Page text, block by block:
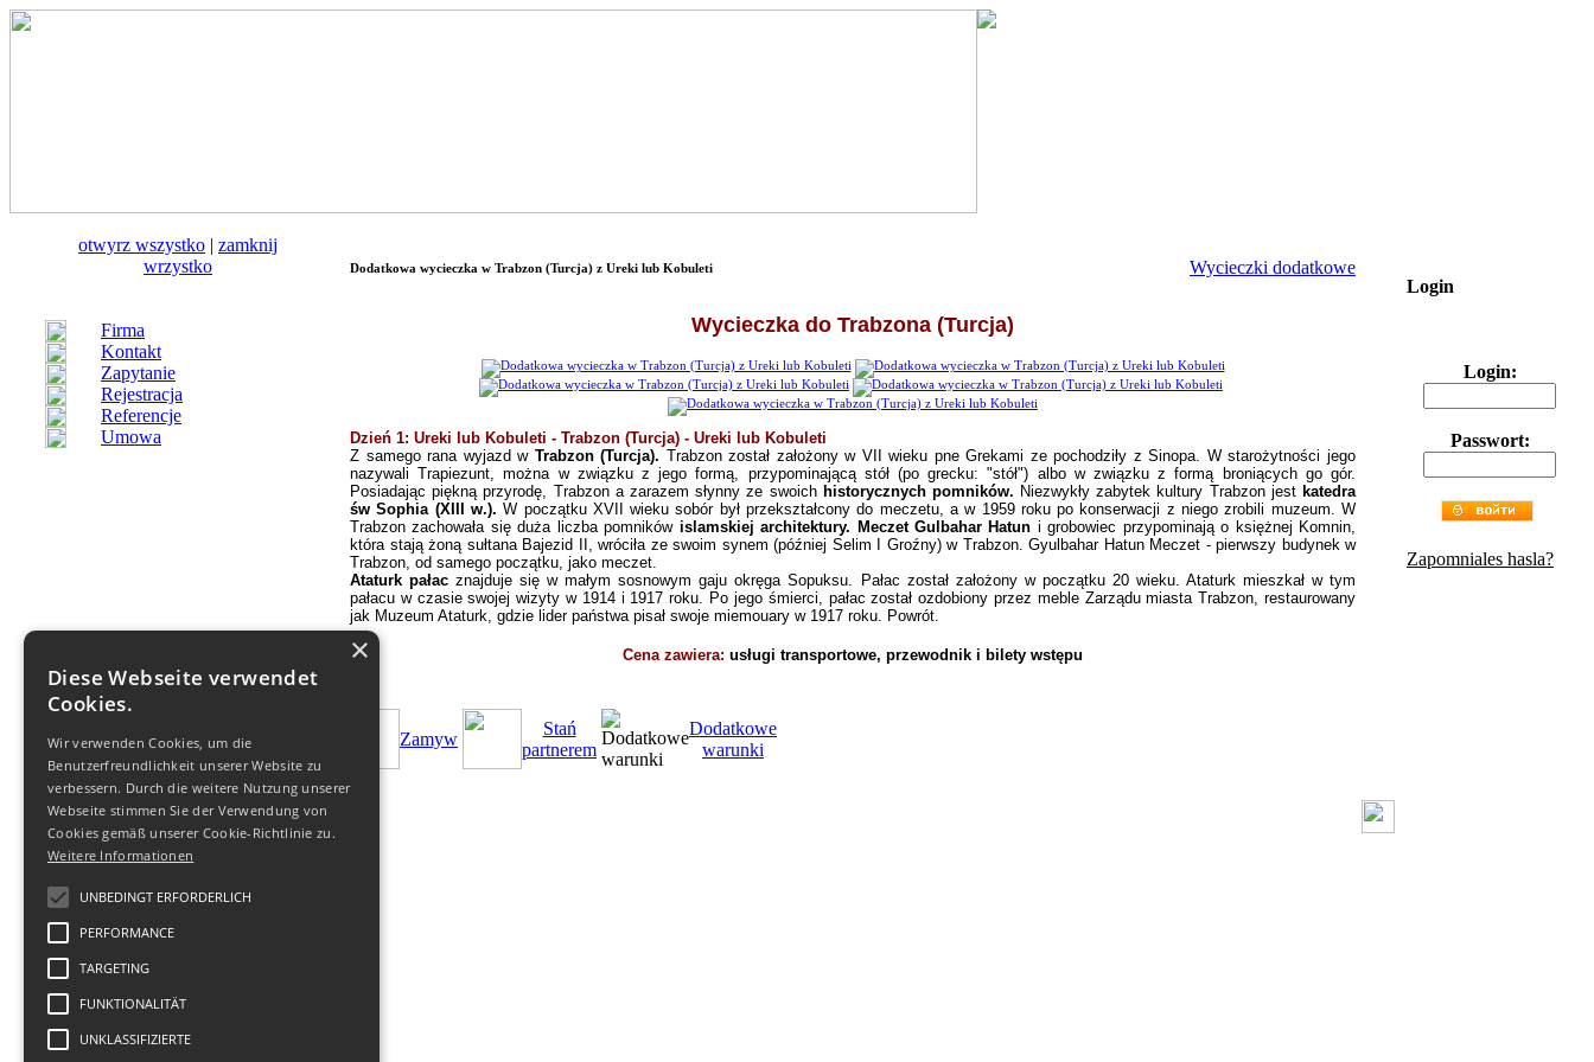
otwуrz wszystko | zamknij
wrzystko
Firma
Kontakt
Zapytanie
Rejestracja
Referencje
Umowa
Dodatkowa wycieczka w Trabzon (Turcja) z Ureki lub Kobuleti Wycieczki dodatkowe
Wycieczka do Trabzona (Turcja)
Dzień 1: Ureki lub Kobuleti - Trabzon (Turcja) - Ureki lub Kobuleti
Z samego rana wyjazd w Trabzon (Turcja). Trabzon został założony w VII wieku pne Grekami ze pochodziły z Sinopa. W starożytności jego
nazywali Trapiezunt, można w związku z jego formą, przypominającą stół (po grecku: "stół") albo w związku z formą broniących go gór.
Posiadając piękną przyrodę, Trabzon a zarazem słynny ze swoich historycznych pomników. Niezwykły zabytek kultury Trabzon jest katedra
św Sophia (XIII w.).W początku XVII wieku sobór był przekształcony do meczetu, a w 1959 roku po konserwacji z niego zrobili muzeum. W
Trabzon zachowała się duża liczba pomnikówislamskiej architektury. Meczet Gulbahar Hatun i grobowiec przypominają o księżnej Komnin,
która stają żoną sułtana Bajezid II, wróciła ze swoim synem (później Selim I Groźny) w Trabzon. Gyulbahar Hatun Meczet - pierwszy budynek w
Trabzon, od samego początku, jako meczet.
Ataturk pałac znajduje się w małym sosnowym gaju okręga Sopuksu. Pałac został założony w początku 20 wieku. Ataturk mieszkał w tym
pałacu w czasie swojej wizyty w 1914 i 1917 roku. Po jego śmierci, pałac został ozdobiony przez meble Zarządu miasta Trabzon, restaurowany
jak Muzeum Ataturk, gdzie lider państwa pisał swoje miemouary w 1917 roku. Powrót.
Cena zawiera: usługi transportowe, przewodnik i bilety wstępu
Zamуw
Stań
partnerem
Dodatkowe
warunki
© 2011-
Geofit Travel
Datenschutz
Login
Login:
Passwort:
Zapomniales hasla?
×
Diese Webseite verwendet
Cookies.
Wir verwenden Cookies, um die
Benutzerfreundlichkeit unserer Website zu
verbessern. Durch die weitere Nutzung unserer
Webseite stimmen Sie der Verwendung von
Cookies gemäß unserer Cookie-Richtlinie zu.
Weitere Informationen
UNBEDINGT ERFORDERLICH
PERFORMANCE
TARGETING
FUNKTIONALITÄT
UNKLASSIFIZIERTE